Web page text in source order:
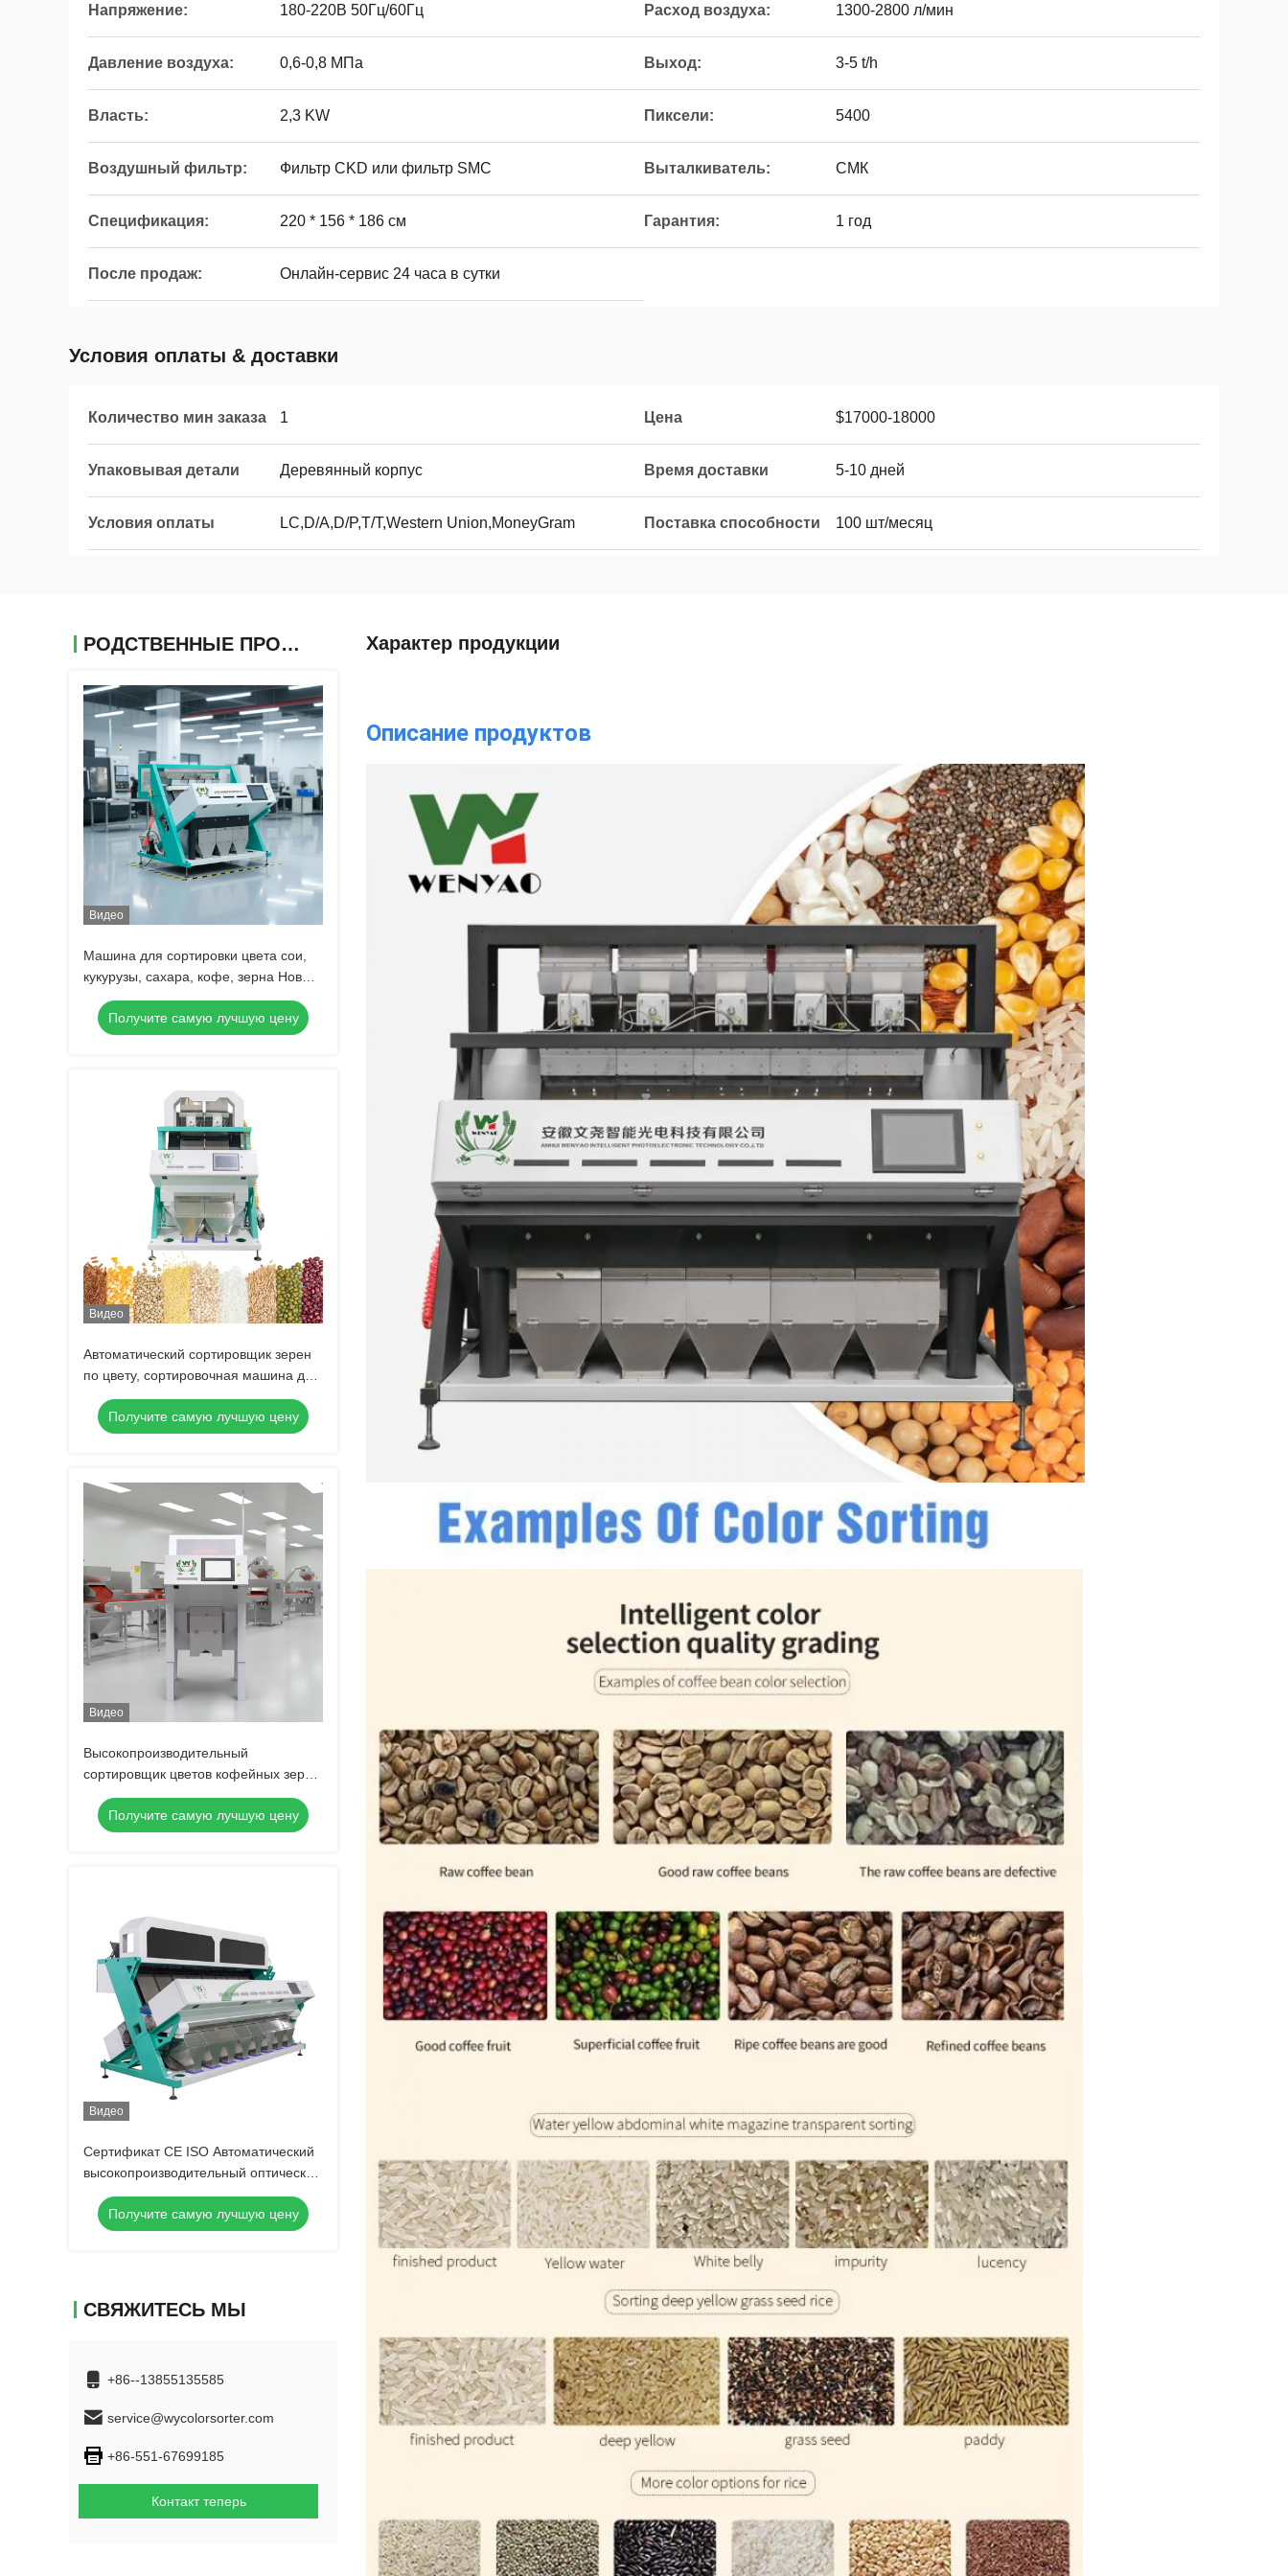
Напряжение: 180-220В 50Гц/60Гц Расход воздуха: 1300-2800 л/мин
Давление воздуха: 0,6-0,8 МПа Выход: 3-5 t/h
Власть: 2,3 KW Пиксели: 5400
Воздушный фильтр: Фильтр CKD или фильтр SMC Выталкиватель: СМК
Спецификация: 220 * 156 * 186 см Гарантия: 1 год
После продаж: Онлайн-сервис 24 часа в сутки
Условия оплаты & доставки
Количество мин заказа 1 Цена $17000-18000
Упаковывая детали Деревянный корпус Время доставки 5-10 дней
Условия оплаты LC,D/A,D/P,T/T,Western Union,MoneyGram Поставка способности 100 шт/месяц
РОДСТВЕННЫЕ ПРОДУКТЫ
Видео
Машина для сортировки цвета сои,
кукурузы, сахара, кофе, зерна Новый
дизайн
Получите самую лучшую цену
Видео
Автоматический сортировщик зерен
по цвету, сортировочная машина для
кофейных зерен,
многофункциональный сепаратор
для соевых бобов, чечевицы, нута
Получите самую лучшую цену
Видео
Высокопроизводительный
сортировщик цветов кофейных зерен
с сенсором Toshiba CCD Японии,
≥99,99% точности сортировки и 2-
летняя гарантия
Получите самую лучшую цену
Видео
Сертификат CE ISO Автоматический
высокопроизводительный оптический
сортировщик цветов Черные бобы
Кофейные бобы Линзы Машина для
сортировки цветов для продажи 2026
Получите самую лучшую цену
СВЯЖИТЕСЬ МЫ
+86--13855135585
service@wycolorsorter.com
+86-551-67699185
Контакт теперь
Характер продукции
Описание продуктов